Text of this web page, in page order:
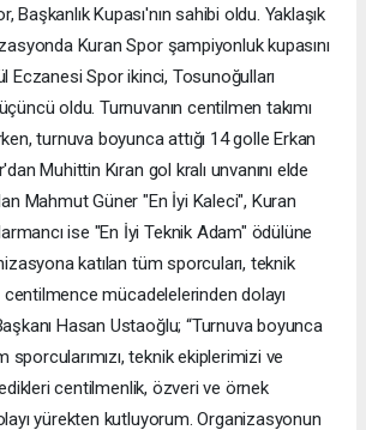
Başkanlık Kupası'nın sahibi oldu. Yaklaşık
Kuran Spor şampiyonluk kupasını
Eczanesi Spor ikinci, Tosunoğulları
oldu. Turnuvanın centilmen takımı
turnuva boyunca attığı 14 golle Erkan
Muhittin Kıran gol kralı unvanını elde
Mahmut Güner "En İyi Kaleci", Kuran
ise "En İyi Teknik Adam" ödülüne
katılan tüm sporcuları, teknik
centilmence mücadelelerinden dolayı
Hasan Ustaoğlu; “Turnuva boyunca
teknik ekiplerimizi ve
centilmenlik, özveri ve örnek
yürekten kutluyorum. Organizasyonun